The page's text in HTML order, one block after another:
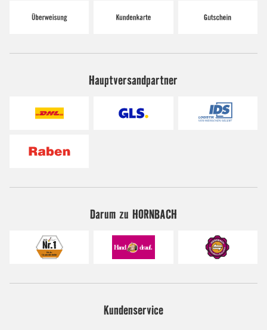
Hauptversandpartner
Darum zu HORNBACH
Kundenservice